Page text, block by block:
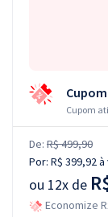
Cupom
De: R$ 499,90
Por: R$ 399,92à
ou 12x de
Economize